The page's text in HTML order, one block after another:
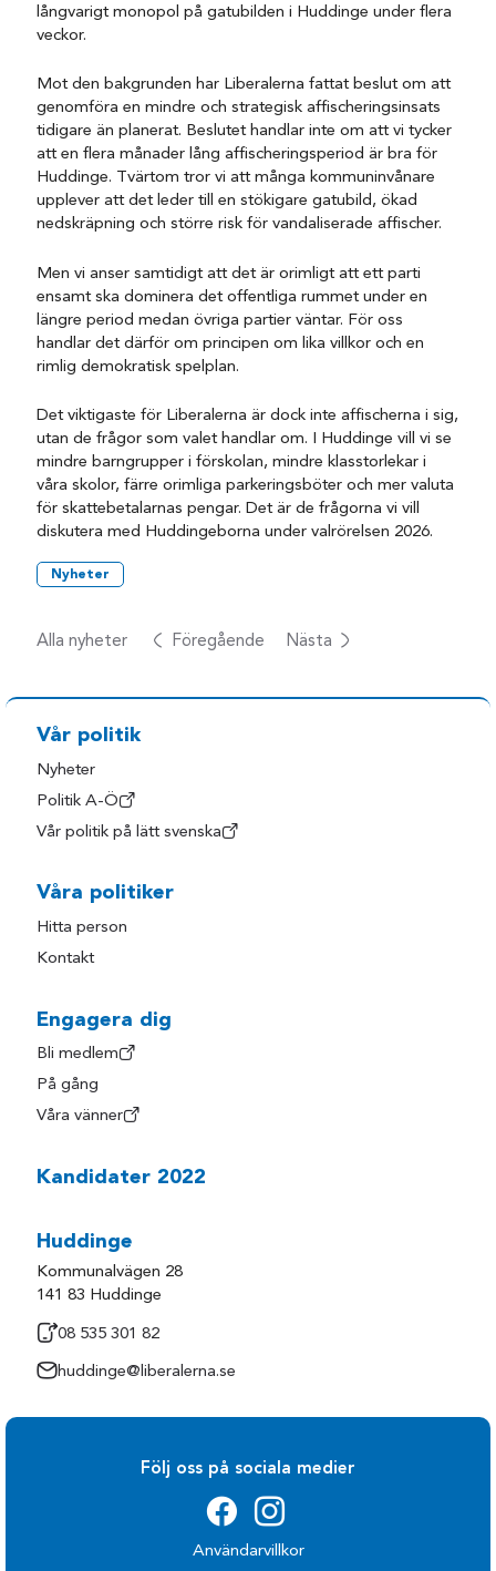
långvarigt monopol på gatubilden i Huddinge under flera
veckor.
Mot den bakgrunden har Liberalerna fattat beslut om att
genomföra en mindre och strategisk affischeringsinsats
tidigare än planerat. Beslutet handlar inte om att vi tycker
att en flera månader lång affischeringsperiod är bra för
Huddinge. Tvärtom tror vi att många kommuninvånare
upplever att det leder till en stökigare gatubild, ökad
nedskräpning och större risk för vandaliserade affischer.
Men vi anser samtidigt att det är orimligt att ett parti
ensamt ska dominera det offentliga rummet under en
längre period medan övriga partier väntar. För oss
handlar det därför om principen om lika villkor och en
rimlig demokratisk spelplan.
Det viktigaste för Liberalerna är dock inte affischerna i sig,
utan de frågor som valet handlar om. I Huddinge vill vi se
mindre barngrupper i förskolan, mindre klasstorlekar i
våra skolor, färre orimliga parkeringsböter och mer valuta
för skattebetalarnas pengar. Det är de frågorna vi vill
diskutera med Huddingeborna under valrörelsen 2026.
Nyheter
Alla nyheter Föregående Nästa
Vår politik
Nyheter
Politik A-Ö
Vår politik på lätt svenska
Våra politiker
Hitta person
Kontakt
Engagera dig
Bli medlem
På gång
Våra vänner
Kandidater 2022
Huddinge
Kommunalvägen 28
141 83 Huddinge
08 535 301 82
huddinge@liberalerna.se
Följ oss på sociala medier
Användarvillkor